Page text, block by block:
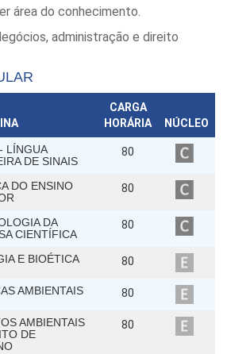
área do conhecimento.
administração e direito
CARGA
HORÁRIA
NÚCLEO
LÍNGUA
DE SINAIS
80
DO ENSINO
80
DA
CIENTÍFICA
80
E BIOÉTICA 80
AMBIENTAIS 80
AMBIENTAIS
DE
80